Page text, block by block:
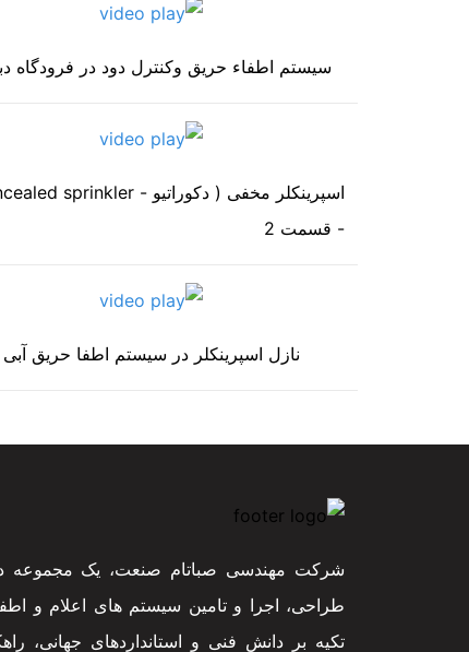
سیستم اطفاء حریق وکنترل دود در فرودگاه
- قسمت 2
نازل اسپرینکلر در سیستم اطفا حریق آبی
شرکت مهندسی صباتام صنعت، یک مجموعه
طراحی، اجرا و تامین سیستم های اعلام و
تکیه بر دانش فنی و استانداردهای جهانی،